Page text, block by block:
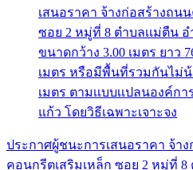
ประกาศผู้ชนะการเสนอราคา จ้า
คอนกรีตเสริมเหล็ก ซอย 2 หมู่ที่ 8